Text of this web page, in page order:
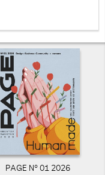
PAGE N° 01 2026